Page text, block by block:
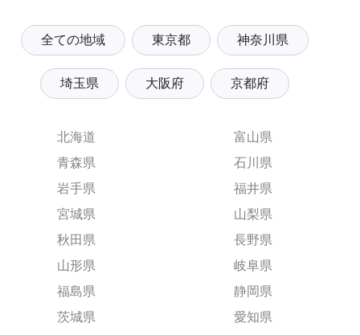
全ての地域 東京都 神奈川県
埼玉県 大阪府 京都府
北海道
青森県
岩手県
宮城県
秋田県
山形県
福島県
茨城県
富山県
石川県
福井県
山梨県
長野県
岐阜県
静岡県
愛知県